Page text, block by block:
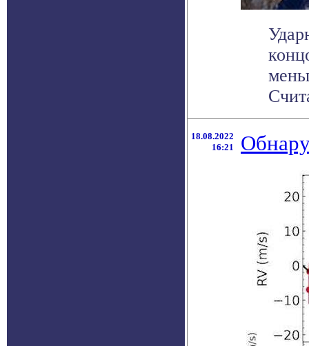
18.08.2022
16:21